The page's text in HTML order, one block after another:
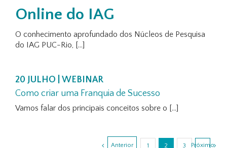
Online do IAG
O conhecimento aprofundado dos Núcleos de Pesquisa
do IAG PUC-Rio, [...]
20 JULHO | WEBINAR
Como criar uma Franquia de Sucesso
Vamos falar dos principais conceitos sobre o [...]
Anterior 1 2 3 Próximo